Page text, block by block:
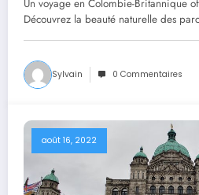
Un voyage en Colombie-Britannique
Découvrez la beauté naturelle des
Sylvain 0 Commentaires
août 16, 2022